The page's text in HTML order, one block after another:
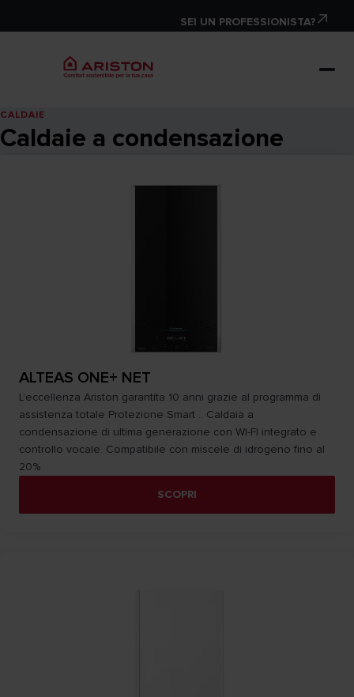
SEI UN PROFESSIONISTA?
CALDAIE
Caldaie a condensazione
ALTEAS ONE+ NET
L’eccellenza Ariston garantita 10 anni grazie al programma di
assistenza totale Protezione Smart .. Caldaia a
condensazione di ultima generazione con WI-FI integrato e
controllo vocale. Compatibile con miscele di idrogeno fino al
20%
SCOPRI